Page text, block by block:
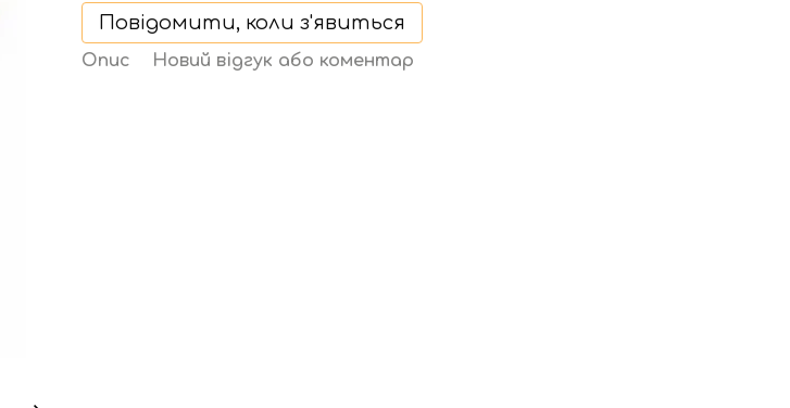
Повідомити, коли з'явиться
Опис Новий відгук або коментар